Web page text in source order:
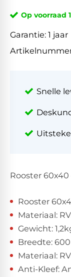
Op voorraad
Garantie: 1 jaar
Snelle
Rooster 60x40
Rooster
Materiaal:
Gewicht:
Breedte: 600
Materiaal:
Anti-Kleef: